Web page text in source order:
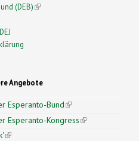
(DEB)(link is external)
Angebote
Esperanto-Bund(link is
external)
Esperanto-Kongress(link is
(link is external)